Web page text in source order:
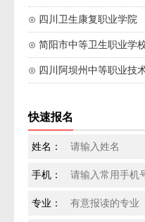
⊙ 四川卫生康复职业学院
⊙ 简阳市中等卫生职业学
⊙ 四川阿坝州中等职业技
快速报名
姓名：
手机：
专业：